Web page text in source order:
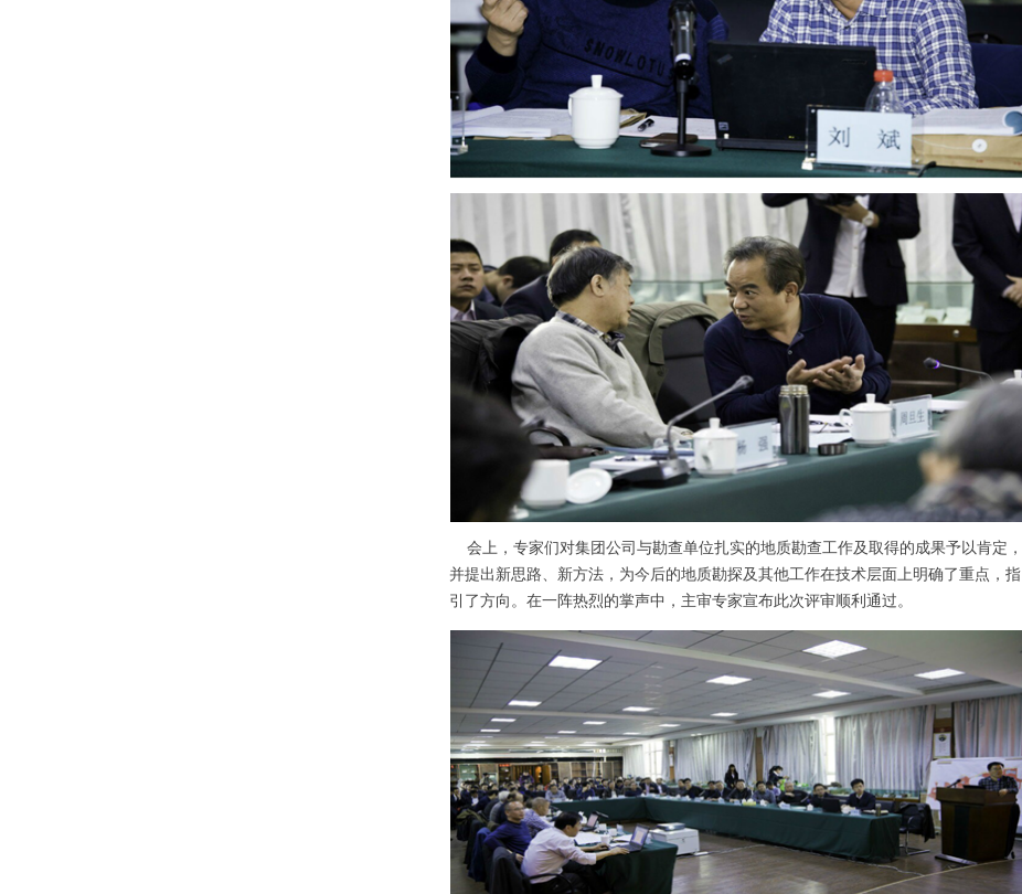
会上，专家们对集团公司与勘查单位扎实的地质勘查工作及取得的成果予以肯定，
并提出新思路、新方法，为今后的地质勘探及其他工作在技术层面上明确了重点，指
引了方向。在一阵热烈的掌声中，主审专家宣布此次评审顺利通过。